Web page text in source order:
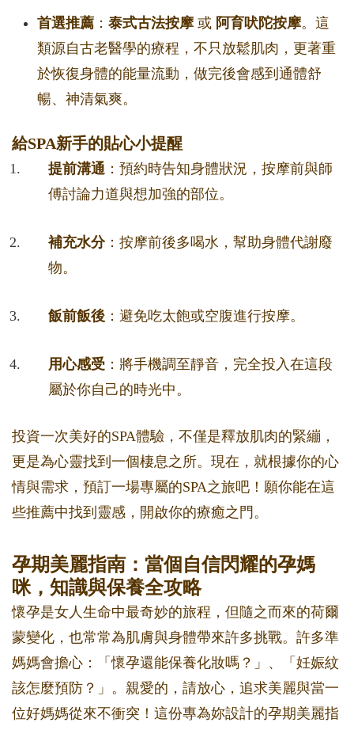
首選推薦 ： 泰式古法按摩或 阿育吠陀按摩。這
類源自古老醫學的療程，不只放鬆肌肉，更著重
於恢復身體的能量流動，做完後會感到通體舒
暢、神清氣爽。
給SPA新手的貼心小提醒
提前溝通 ：預約時告知身體狀況，按摩前與師
傅討論力道與想加強的部位。
補充水分：按摩前後多喝水，幫助身體代謝廢
物。
飯前飯後 ：避免吃太飽或空腹進行按摩。
用心感受 ：將手機調至靜音，完全投入在這段
屬於你自己的時光中。
投資一次美好的SPA體驗，不僅是釋放肌肉的緊繃，
更是為心靈找到一個棲息之所。現在，就根據你的心
情與需求，預訂一場專屬的SPA之旅吧！願你能在這
些推薦中找到靈感，開啟你的療癒之門。
孕期美麗指南：當個自信閃耀的孕媽
咪，知識與保養全攻略
懷孕是女人生命中最奇妙的旅程，但隨之而來的荷爾
蒙變化，也常常為肌膚與身體帶來許多挑戰。許多準
媽媽會擔心：「懷孕還能保養化妝嗎？」、「妊娠紋
該怎麼預防？」。親愛的，請放心，追求美麗與當一
位好媽媽從來不衝突！這份專為妳設計的孕期美麗指